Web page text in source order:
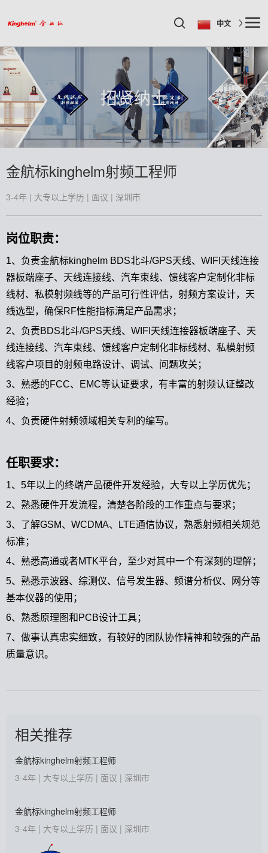
中文
招贤纳士
金航标kinghelm射频工程师
3-4年 | 大专以上学历 | 面议 | 深圳市
岗位职责：
1、负责金航标kinghelm BDS北斗/GPS天线、WIFI天线连接
器板端座子、天线连接线、汽车束线、馈线客户定制化非标
线材、私模射频线等的产品可行性评估，射频方案设计，天
线选型，确保RF性能指标满足产品需求；
2、负责BDS北斗/GPS天线、WIFI天线连接器板端座子、天
线连接线、汽车束线、馈线客户定制化非标线材、私模射频
线客户项目的射频电路设计、调试、问题攻关；
3、熟悉的FCC、EMC等认证要求，有丰富的射频认证整改
经验；
4、负责硬件射频领域相关专利的编写。
任职要求：
1、5年以上的终端产品硬件开发经验，大专以上学历优先；
2、熟悉硬件开发流程，清楚各阶段的工作重点与要求；
3、了解GSM、WCDMA、LTE通信协议，熟悉射频相关规范
标准；
4、熟悉高通或者MTK平台，至少对其中一个有深刻的理解；
5、熟悉示波器、综测仪、信号发生器、频谱分析仪、网分等
基本仪器的使用；
6、熟悉原理图和PCB设计工具；
7、做事认真忠实细致，有较好的团队协作精神和较强的产品
质量意识。
相关推荐
金航标kinghelm射频工程师
3-4年 | 大专以上学历 | 面议 | 深圳市
金航标kinghelm射频工程师
3-4年 | 大专以上学历 | 面议 | 深圳市